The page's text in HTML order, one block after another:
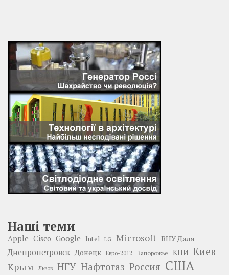
Наші теми
Apple Cisco Google Intel LG Microsoft ВНУ Даля
Днепропетровск Донецк Евро-2012 Запорожье КПИ Киев
Крым Львов НГУ Нафтогаз Россия США